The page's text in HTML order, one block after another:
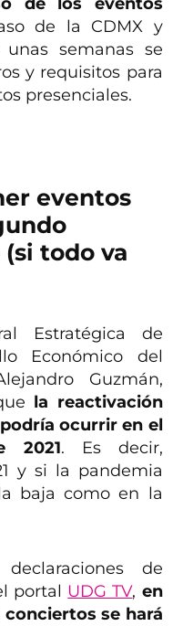
de la CDMX y
semanas se
y requisitos para
presenciales.
eventos
todo va
Estratégica de
Económico del
Guzmán,
la reactivación
ocurrir en el
2021. Es decir,
y si la pandemia
baja como en la
de
portal UDG TV, en
se hará